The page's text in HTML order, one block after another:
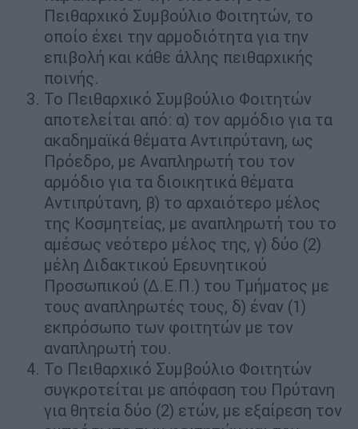
Πειθαρχικό Συμβούλιο Φοιτητών, το
οποίο έχει την αρμοδιότητα για την
επιβολή και κάθε άλλης πειθαρχικής
ποινής.
Το Πειθαρχικό Συμβούλιο Φοιτητών
αποτελείται από: α) τον αρμόδιο για τα
ακαδημαϊκά θέματα Αντιπρύτανη, ως
Πρόεδρο, με Αναπληρωτή του τον
αρμόδιο για τα διοικητικά θέματα
Αντιπρύτανη, β) το αρχαιότερο μέλος
της Κοσμητείας, με αναπληρωτή του το
αμέσως νεότερο μέλος της, γ) δύο (2)
μέλη Διδακτικού Ερευνητικού
Προσωπικού (Δ.Ε.Π.) του Τμήματος με
τους αναπληρωτές τους, δ) έναν (1)
εκπρόσωπο των φοιτητών με τον
αναπληρωτή του.
Το Πειθαρχικό Συμβούλιο Φοιτητών
συγκροτείται με απόφαση του Πρύτανη
για θητεία δύο (2) ετών, με εξαίρεση τον